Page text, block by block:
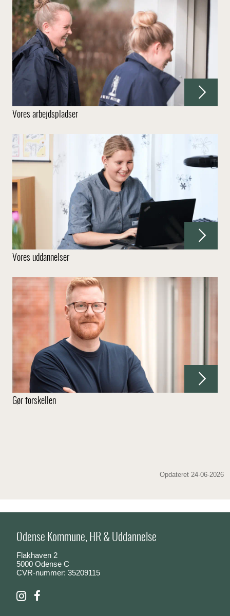
Vores arbejdspladser
Vores uddannelser
Gør forskellen
Opdateret 24-06-2026
Odense Kommune, HR & Uddannelse
Flakhaven 2
5000 Odense C
CVR-nummer: 35209115